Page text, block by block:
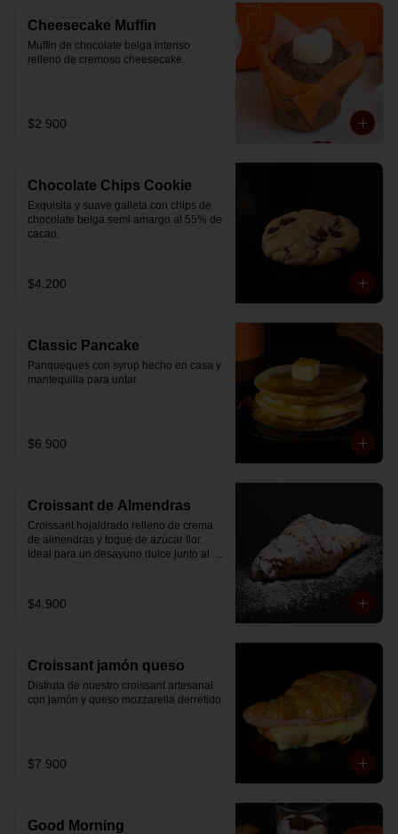
Cheesecake Muffin
Muffin de chocolate belga intenso
relleno de cremoso cheesecake.
$2.900
Chocolate Chips Cookie
Exquisita y suave galleta con chips de
chocolate belga semi amargo al 55% de
cacao.
$4.200
Classic Pancake
Panqueques con syrup hecho en casa y
mantequilla para untar.
$6.900
Croissant de Almendras
Croissant hojaldrado relleno de crema
de almendras y toque de azúcar flor.
Ideal para un desayuno dulce junto al
$4.900
Croissant jamón queso
Disfruta de nuestro croissant artesanal
con jamón y queso mozzarella derretido.
$7.900
Good Morning